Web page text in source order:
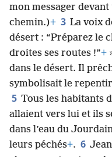
mon messager
chemin.)+ 3 La voix
désert : “Préparez le
droites ses routes !”+
dans le désert. Il
symbolisait le
5 Tous les habitants
allaient vers lui et ils
dans l’eau du
leurs péchés+. 6